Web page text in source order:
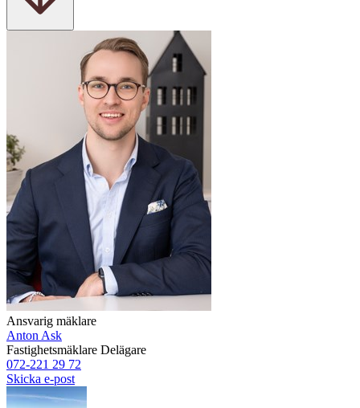
Ansvarig mäklare
Anton Ask
Fastighetsmäklare Delägare
072-221 29 72
Skicka e-post